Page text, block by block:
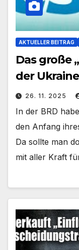
AKTUELLER BEITRAG
Das große
der Ukraine
26. 11. 2025
In der BRD
den Anfang
Da sollte man
mit aller Kraft